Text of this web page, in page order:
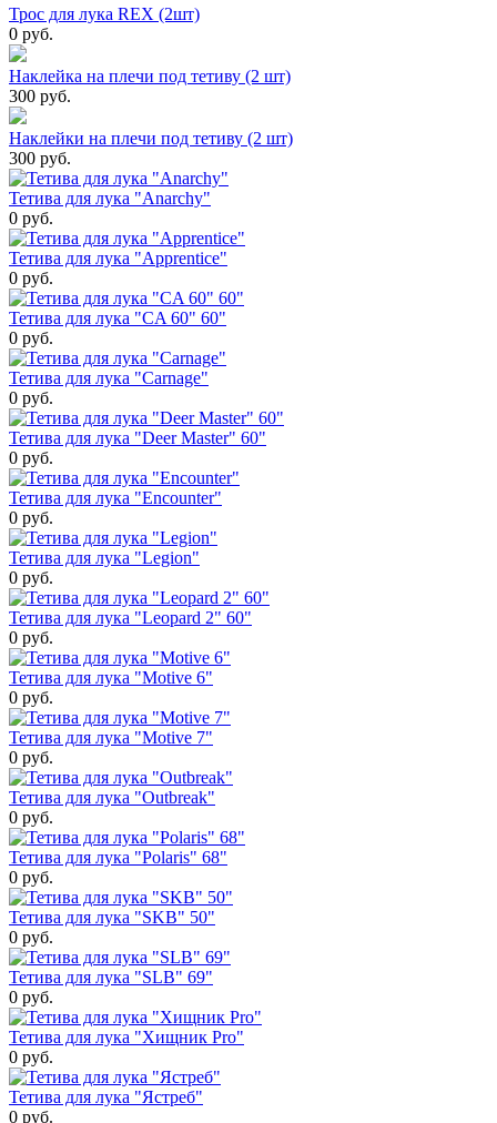
Трос для лука REX (2шт)
0 руб.
Наклейка на плечи под тетиву (2 шт)
300 руб.
Наклейки на плечи под тетиву (2 шт)
300 руб.
Тетива для лука "Anarchy"
0 руб.
Тетива для лука "Apprentice"
0 руб.
Тетива для лука "CA 60" 60"
0 руб.
Тетива для лука "Carnage"
0 руб.
Тетива для лука "Deer Master" 60"
0 руб.
Тетива для лука "Encounter"
0 руб.
Тетива для лука "Legion"
0 руб.
Тетива для лука "Leopard 2" 60"
0 руб.
Тетива для лука "Motive 6"
0 руб.
Тетива для лука "Motive 7"
0 руб.
Тетива для лука "Outbreak"
0 руб.
Тетива для лука "Polaris" 68"
0 руб.
Тетива для лука "SKB" 50"
0 руб.
Тетива для лука "SLB" 69"
0 руб.
Тетива для лука "Хищник Pro"
0 руб.
Тетива для лука "Ястреб"
0 руб.